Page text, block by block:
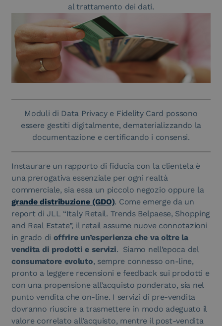
al trattamento dei dati.
Moduli di Data Privacy e Fidelity Card possono
essere gestiti digitalmente, dematerializzando la
documentazione e certificando i consensi.
Instaurare un rapporto di fiducia con la clientela è
una prerogativa essenziale per ogni realtà
commerciale, sia essa un piccolo negozio oppure la
grande distribuzione (GDO). Come emerge da un
report di JLL “Italy Retail. Trends Belpaese, Shopping
and Real Estate”, il retail assume nuove connotazioni
in grado di offrire un’esperienza che va oltre la
vendita di prodotti e servizi. Siamo nell’epoca del
consumatore evoluto, sempre connesso on-line,
pronto a leggere recensioni e feedback sui prodotti e
con una propensione all’acquisto ponderato, sia nel
punto vendita che on-line. I servizi di pre-vendita
dovranno riuscire a trasmettere in modo adeguato il
valore correlato all’acquisto, mentre il post-vendita